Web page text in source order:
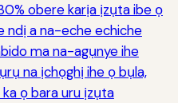
obere karịa ịzụta ibe ọ
ndị a na-eche echiche
ma na-agụnye ihe
na ịchọghị ihe ọ bụla,
ọ bara uru ịzụta